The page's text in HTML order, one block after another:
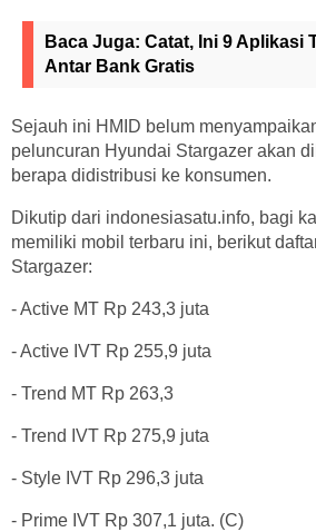
Baca Juga: Catat, Ini 9 Aplikasi
Antar Bank Gratis
Sejauh ini HMID belum
peluncuran Hyundai Stargazer akan
berapa didistribusi ke konsumen.
Dikutip dari indonesiasatu.info, bagi
memiliki mobil terbaru ini, berikut
Stargazer:
- Active MT Rp 243,3 juta
- Active IVT Rp 255,9 juta
- Trend MT Rp 263,3
- Trend IVT Rp 275,9 juta
- Style IVT Rp 296,3 juta
- Prime IVT Rp 307,1 juta. (C)